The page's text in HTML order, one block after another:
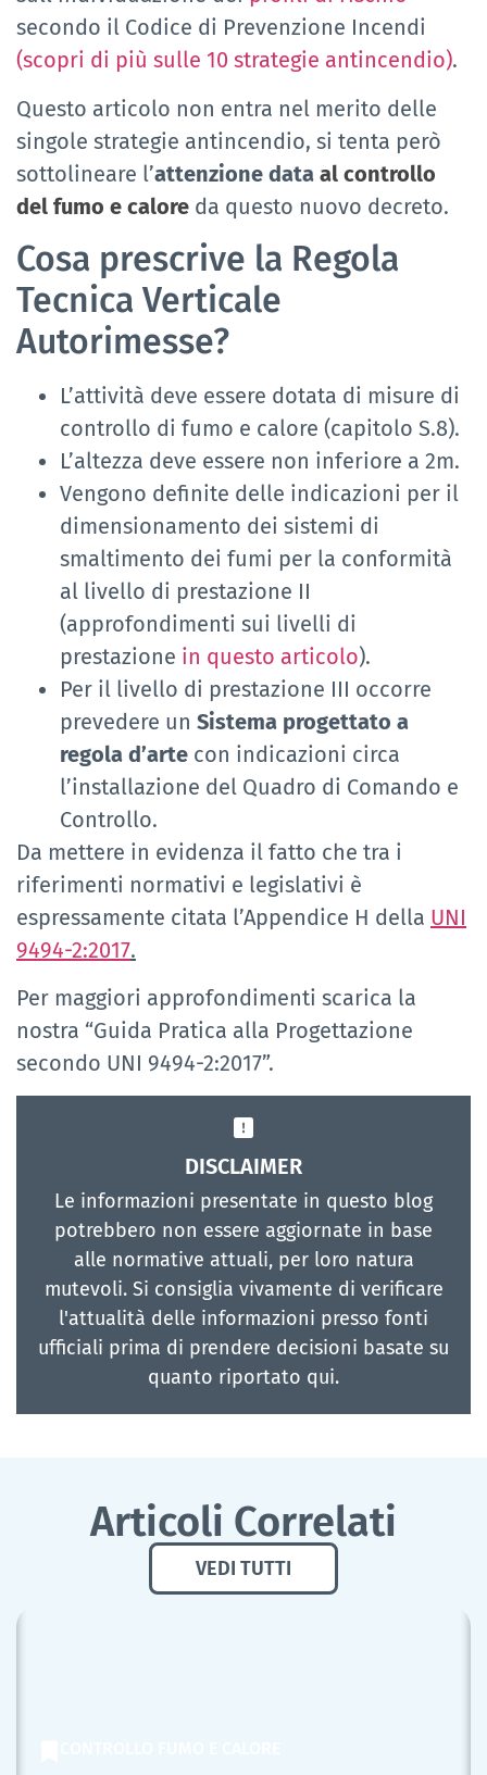
secondo il Codice di Prevenzione Incendi
(scopri di più sulle 10 strategie antincendio).
Questo articolo non entra nel merito delle
singole strategie antincendio, si tenta però
sottolineare l’attenzione data al controllo
del fumo e calore da questo nuovo decreto.
Cosa prescrive la Regola
Tecnica Verticale
Autorimesse?
L’attività deve essere dotata di misure di
controllo di fumo e calore (capitolo S.8).
L’altezza deve essere non inferiore a 2m.
Vengono definite delle indicazioni per il
dimensionamento dei sistemi di
smaltimento dei fumi per la conformità
al livello di prestazione II
(approfondimenti sui livelli di
prestazione in questo articolo).
Per il livello di prestazione III occorre
prevedere un Sistema progettato a
regola d’arte con indicazioni circa
l’installazione del Quadro di Comando e
Controllo.
Da mettere in evidenza il fatto che tra i
riferimenti normativi e legislativi è
espressamente citata l’Appendice H della UNI
9494-2:2017.
Per maggiori approfondimenti scarica la
nostra “Guida Pratica alla Progettazione
secondo UNI 9494-2:2017”.
DISCLAIMER
Le informazioni presentate in questo blog
potrebbero non essere aggiornate in base
alle normative attuali, per loro natura
mutevoli. Si consiglia vivamente di verificare
l'attualità delle informazioni presso fonti
ufficiali prima di prendere decisioni basate su
quanto riportato qui.
Articoli Correlati
VEDI TUTTI